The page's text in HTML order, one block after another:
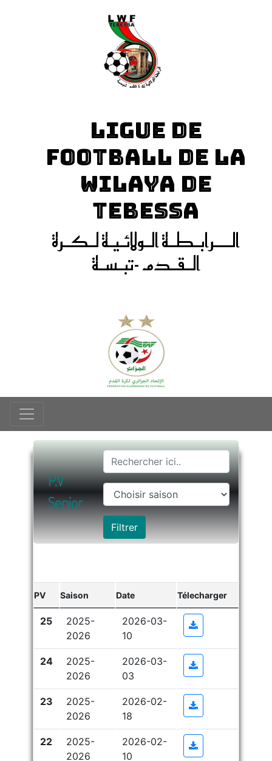
LIGUE DE
FOOTBALL DE LA
WILAYA DE
TEBESSA
الـــرابـطـة الـولائـيـة لـكـرة
الـقـدم -تبـسـة
P.V
Senior
Filtrer
PV Saison Date Télecharger
25
2025-
2026
2026-03-
10
Plus
24
2025-
2026
2026-03-
03
Plus
23
2025-
2026
2026-02-
18
Plus
22
2025-
2026
2026-02-
10
Plus